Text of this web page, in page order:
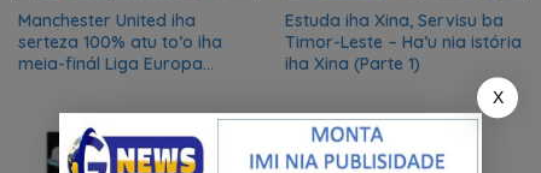
Manchester United iha
serteza 100% atu to’o iha
meia-finál Liga Europa
Estuda iha Xina, Servisu ba
Timor-Leste – Ha’u nia istória
iha Xina (Parte 1)
X